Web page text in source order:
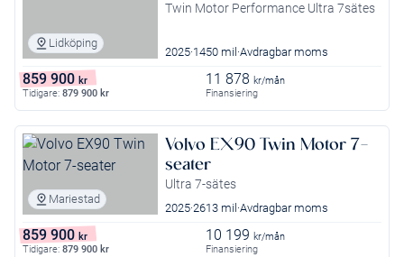
Lidköping
Twin Motor Performance Ultra 7sätes
2025 1450 mil Avdragbar moms
859 900 kr
Tidigare: 879 900 kr
11 878 kr/mån
Finansiering
Mariestad
Volvo EX90 Twin Motor 7-
seater
Ultra 7-sätes
2025 2613 mil Avdragbar moms
859 900 kr
Tidigare: 879 900 kr
10 199 kr/mån
Finansiering